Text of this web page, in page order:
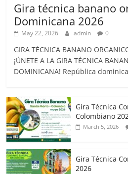
Gira técnica banano
Dominicana 2026
May 22, 2026 admin 0
GIRA TÉCNICA BANANO
¡ÚNETE A LA GIRA TÉCNICA
DOMINICANA! República
Gira Técnica
Colombiano
March 5, 2026
Gira Técnica
2026